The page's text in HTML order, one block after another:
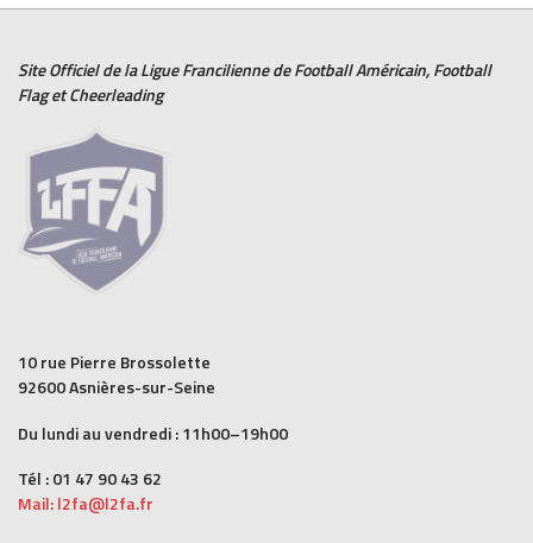
Site Officiel de la Ligue Francilienne deFootball Américain,Football
FlagetCheerleading
10 rue Pierre Brossolette
92600 Asnières-sur-Seine
Du lundi au vendredi : 11h00–19h00
Tél : 01 47 90 43 62
Mail: l2fa@l2fa.fr